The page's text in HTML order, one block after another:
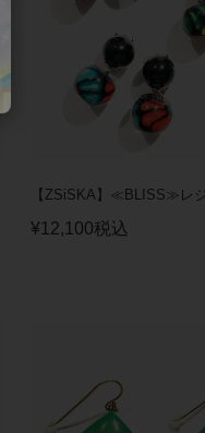
【ZSiSKA】≪BLISS≫レ
¥12,100税込